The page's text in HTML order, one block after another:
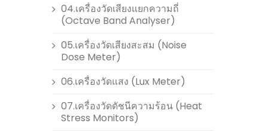
04.เครื่องวัดเสียงแยกความถี่
(Octave Band Analyser)
05.เครื่องวัดเสียงสะสม (Noise
Dose Meter)
06.เครื่องวัดแสง (Lux Meter)
07.เครื่องวัดดัชนีความร้อน (Heat
Stress Monitors)